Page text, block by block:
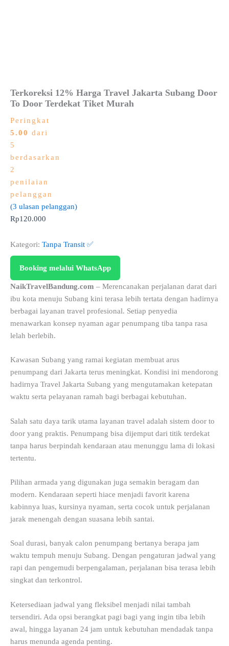
Terkoreksi 12% Harga Travel Jakarta Subang Door
To Door Terdekat Tiket Murah
Peringkat
5.00 dari
5
berdasarkan
2
penilaian
pelanggan
(3 ulasan pelanggan)
Rp120.000
Kategori: Tanpa Transit ✅
Booking melalui WhatsApp
NaikTravelBandung.com – Merencanakan perjalanan darat dari
ibu kota menuju Subang kini terasa lebih tertata dengan hadirnya
berbagai layanan travel profesional. Setiap penyedia
menawarkan konsep nyaman agar penumpang tiba tanpa rasa
lelah berlebih.
Kawasan Subang yang ramai kegiatan membuat arus
penumpang dari Jakarta terus meningkat. Kondisi ini mendorong
hadirnya Travel Jakarta Subang yang mengutamakan ketepatan
waktu serta pelayanan ramah bagi berbagai kebutuhan.
Salah satu daya tarik utama layanan travel adalah sistem door to
door yang praktis. Penumpang bisa dijemput dari titik terdekat
tanpa harus berpindah kendaraan atau menunggu lama di lokasi
tertentu.
Pilihan armada yang digunakan juga semakin beragam dan
modern. Kendaraan seperti hiace menjadi favorit karena
kabinnya luas, kursinya nyaman, serta cocok untuk perjalanan
jarak menengah dengan suasana lebih santai.
Soal durasi, banyak calon penumpang bertanya berapa jam
waktu tempuh menuju Subang. Dengan pengaturan jadwal yang
rapi dan pengemudi berpengalaman, perjalanan bisa terasa lebih
singkat dan terkontrol.
Ketersediaan jadwal yang fleksibel menjadi nilai tambah
tersendiri. Ada opsi berangkat pagi bagi yang ingin tiba lebih
awal, hingga layanan 24 jam untuk kebutuhan mendadak tanpa
harus menunda agenda penting.